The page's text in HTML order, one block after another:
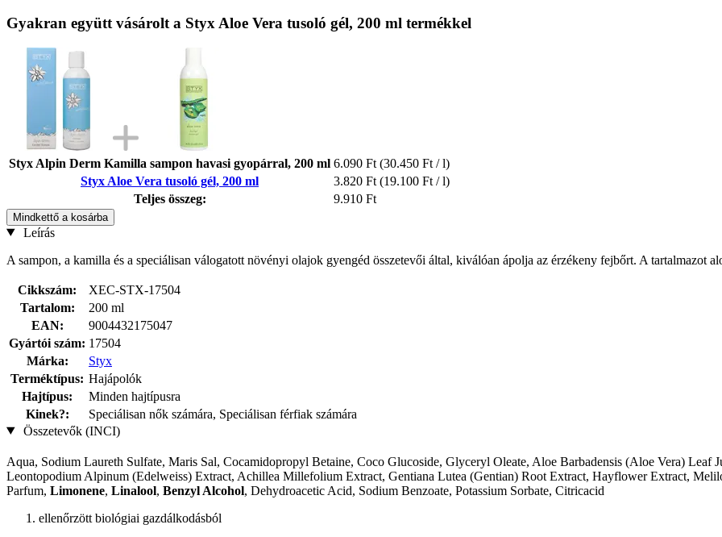
Gyakran együtt vásárolt a Styx Aloe Vera tusoló gél, 200 ml termékkel
Styx Alpin Derm Kamilla sampon havasi gyopárral, 200 ml 6.090 Ft (30.450 Ft / l)
Styx Aloe Vera tusoló gél, 200 ml
3.820 Ft (19.100 Ft / l)
Teljes összeg:
9.910 Ft
Mindkettő a kosárba
Leírás
A sampon, a kamilla és a speciálisan válogatott növényi olajok gyengéd összetevői által, kiválóan ápolja az érzékeny fejbőrt. A tartalmazot
Cikkszám:
XEC-STX-17504
Tartalom:
200 ml
EAN:
9004432175047
Gyártói szám: 17504
Márka:
Styx
Terméktípus: Hajápolók
Hajtípus:
Minden hajtípusra
Kinek?:
Speciálisan nők számára, Speciálisan férfiak számára
Összetevők (INCI)
Aqua, Sodium Laureth Sulfate, Maris Sal, Cocamidopropyl Betaine, Coco Glucoside, Glyceryl Oleate, Aloe Barbadensis (Aloe Vera) Leaf
Leontopodium Alpinum (Edelweiss) Extract, Achillea Millefolium Extract, Gentiana Lutea (Gentian) Root Extract, Hayflower Extract,
Parfum, Limonene, Linalool, Benzyl Alcohol, Dehydroacetic Acid, Sodium Benzoate, Potassium Sorbate, Citricacid
ellenőrzött biológiai gazdálkodásból